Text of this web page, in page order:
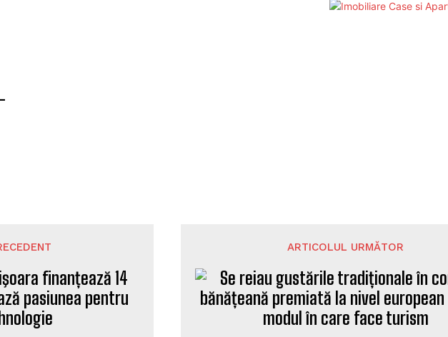
ARTICOLUL URMĂTOR